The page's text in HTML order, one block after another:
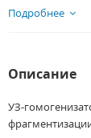
Подробнее
Описание
УЗ-